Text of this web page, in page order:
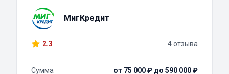
МигКредит
2.3 4 отзыва
Сумма от 75 000 ₽ до 590 000 ₽